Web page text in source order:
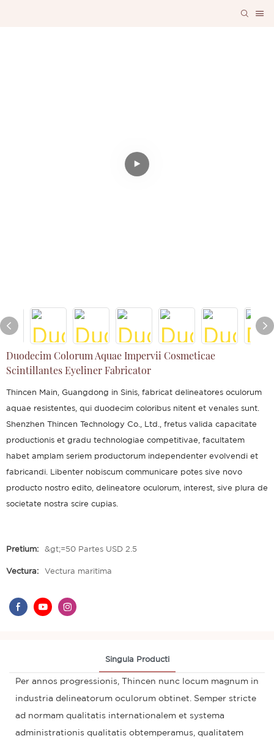
Duodecim Colorum Aquae Impervii Cosmeticae
Scintillantes Eyeliner Fabricator
Thincen Main, Guangdong in Sinis, fabricat delineatores oculorum
aquae resistentes, qui duodecim coloribus nitent et venales sunt.
Shenzhen Thincen Technology Co., Ltd., fretus valida capacitate
productionis et gradu technologiae competitivae, facultatem
habet amplam seriem productorum independenter evolvendi et
fabricandi. Libenter nobiscum communicare potes sive novo
producto nostro edito, delineatore oculorum, interest, sive plura de
societate nostra scire cupias.
Pretium: &gt;=50 Partes USD 2.5
Vectura: Vectura maritima
Singula Producti
Per annos progressionis, Thincen nunc locum magnum in
industria delineatorum oculorum obtinet. Semper stricte
ad normam qualitatis internationalem et systema
administrationis qualitatis obtemperamus, qualitatem